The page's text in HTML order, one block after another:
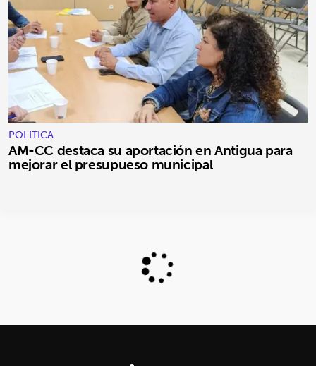
POLÍTICA
AM-CC destaca su aportación en Antigua para
mejorar el presupueso municipal